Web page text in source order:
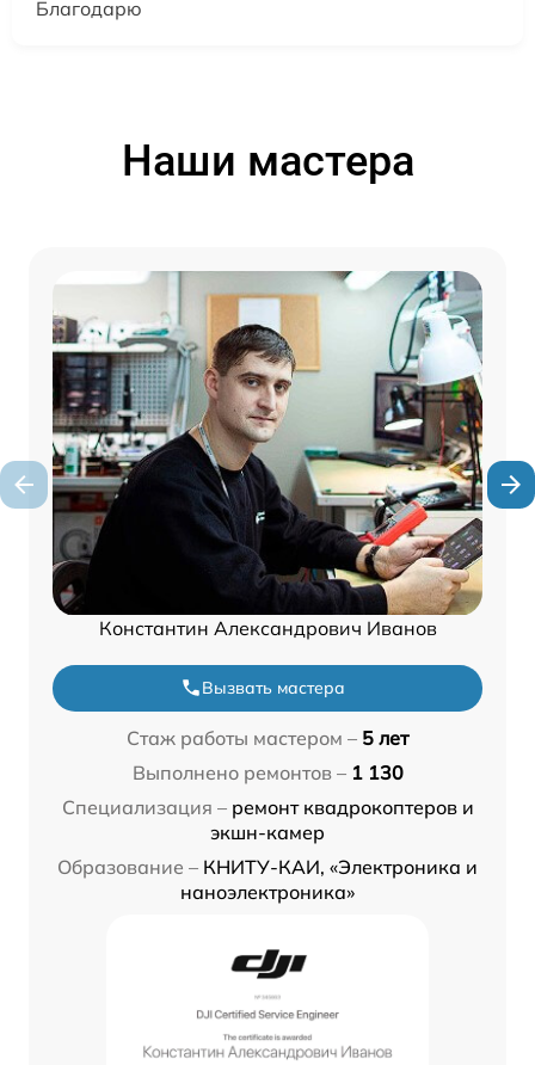
Благодарю
Наши мастера
Константин Александрович Иванов
Вызвать мастера
Стаж работы мастером – 5 лет
Выполнено ремонтов – 1 130
Специализация – ремонт квадрокоптеров и
экшн-камер
Образование – КНИТУ-КАИ, «Электроника и
наноэлектроника»